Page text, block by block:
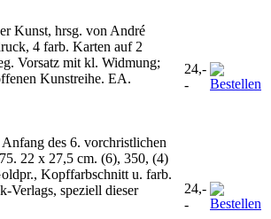
Kunst, hrsg. von André
4 farb. Karten auf 2
Vorsatz mit kl. Widmung;
Kunstreihe. EA.
24,-
-
des 6. vorchristlichen
22 x 27,5 cm. (6), 350, (4)
Kopffarbschnitt u. farb.
Verlags, speziell dieser
24,-
-